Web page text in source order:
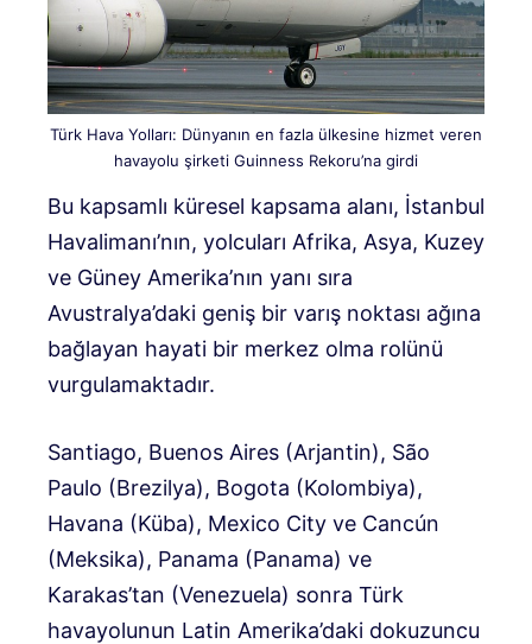
Türk Hava Yolları: Dünyanın en fazla ülkesine hizmet veren
havayolu şirketi Guinness Rekoru’na girdi
Bu kapsamlı küresel kapsama alanı, İstanbul
Havalimanı’nın, yolcuları Afrika, Asya, Kuzey
ve Güney Amerika’nın yanı sıra
Avustralya’daki geniş bir varış noktası ağına
bağlayan hayati bir merkez olma rolünü
vurgulamaktadır.
Santiago, Buenos Aires (Arjantin), São
Paulo (Brezilya), Bogota (Kolombiya),
Havana (Küba), Mexico City ve Cancún
(Meksika), Panama (Panama) ve
Karakas’tan (Venezuela) sonra Türk
havayolunun Latin Amerika’daki dokuzuncu